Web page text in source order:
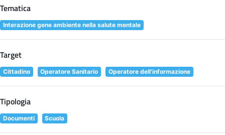
Tematica
Interazione gene ambiente nella salute mentale
Target
Cittadino Operatore Sanitario Operatore dell'informazione
Tipologia
Documenti Scuola